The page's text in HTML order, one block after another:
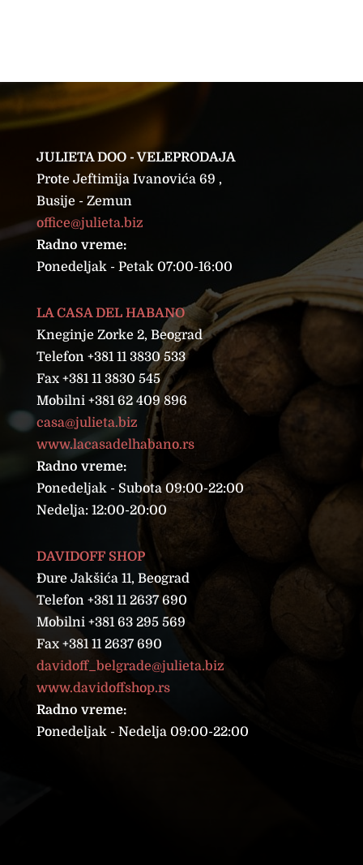
JULIETA DOO - VELEPRODAJA
Prote Jeftimija Ivanovića 69 ,
Busije - Zemun
office@julieta.biz
Radno vreme:
Ponedeljak - Petak 07:00-16:00
LA CASA DEL HABANO
Kneginje Zorke 2, Beograd
Telefon +381 11 3830 533
Fax +381 11 3830 545
Mobilni +381 62 409 896
casa@julieta.biz
www.lacasadelhabano.rs
Radno vreme:
Ponedeljak - Subota 09:00-22:00
Nedelja: 12:00-20:00
DAVIDOFF SHOP
Đure Jakšića 11, Beograd
Telefon +381 11 2637 690
Mobilni +381 63 295 569
Fax +381 11 2637 690
davidoff_belgrade@julieta.biz
www.davidoffshop.rs
Radno vreme:
Ponedeljak - Nedelja 09:00-22:00